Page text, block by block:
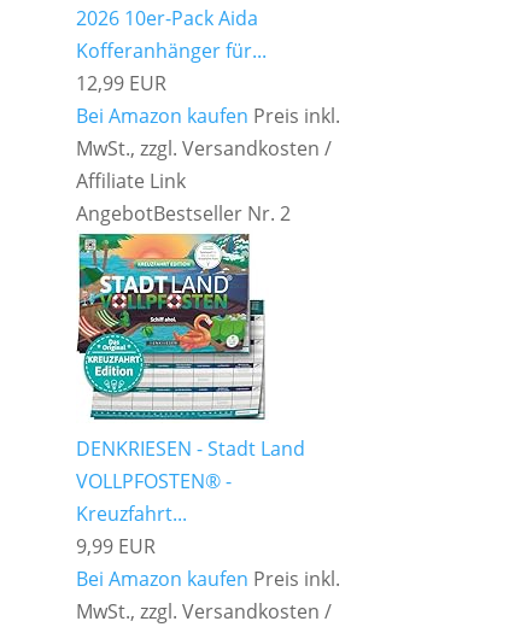
2026 10er-Pack Aida
Kofferanhänger für...
12,99 EUR
Bei Amazon kaufen Preis inkl.
MwSt., zzgl. Versandkosten /
Affiliate Link
AngebotBestseller Nr. 2
DENKRIESEN - Stadt Land
VOLLPFOSTEN® -
Kreuzfahrt...
9,99 EUR
Bei Amazon kaufen Preis inkl.
MwSt., zzgl. Versandkosten /